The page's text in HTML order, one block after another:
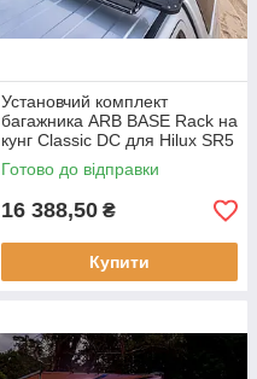
Установчий комплект
багажника ARB BASE Rack на
кунг Classic DC для Hilux SR5
A deck/SR J deck 15+
Готово до відправки
16 388,50 ₴
Купити